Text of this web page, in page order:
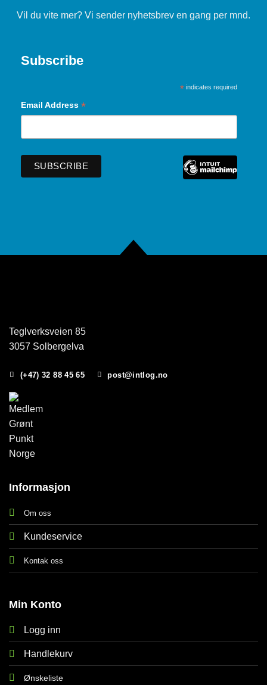
Vil du vite mer? Vi sender nyhetsbrev en gang per mnd.
Subscribe
*indicates required
Email Address *
Teglverksveien 85
3057 Solbergelva
(+47) 32 88 45 65 post@intlog.no
Informasjon
Om oss
Kundeservice
Kontak oss
Min Konto
Logg inn
Handlekurv
Ønskeliste